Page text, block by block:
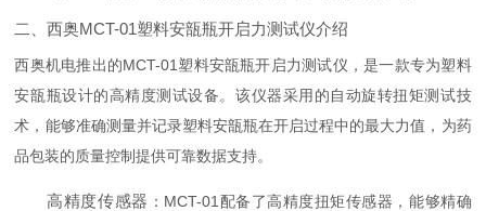
二、西奥MCT-01塑料安瓿瓶开启力测试仪介绍
西奥机电推出的MCT-01塑料安瓿瓶开启力测试仪，是一款专为塑料
安瓿瓶设计的高精度测试设备。该仪器采用的自动旋转扭矩测试技
术，能够准确测量并记录塑料安瓿瓶在开启过程中的最大力值，为药
品包装的质量控制提供可靠数据支持。
高精度传感器 ：MCT-01配备了高精度扭矩传感器，能够精确